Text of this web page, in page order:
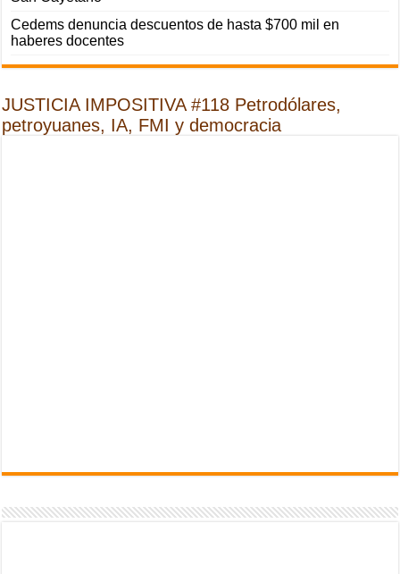
Cedems denuncia descuentos de hasta $700 mil en
haberes docentes
JUSTICIA IMPOSITIVA #118 Petrodólares,
petroyuanes, IA, FMI y democracia